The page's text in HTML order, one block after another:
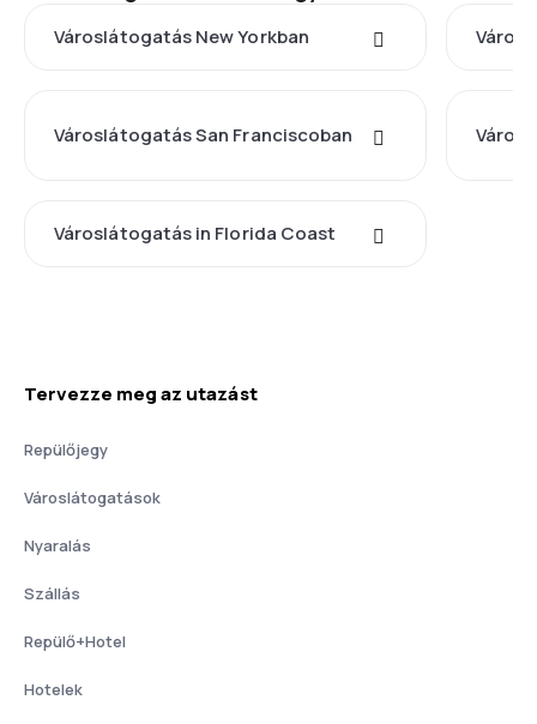
Városlátogatás New Yorkban
Városlátogatás San Franciscoban
Városlátogatás in Florida Coast
Tervezze meg az utazást
Repülőjegy
Városlátogatások
Nyaralás
Szállás
Repülő+Hotel
Hotelek